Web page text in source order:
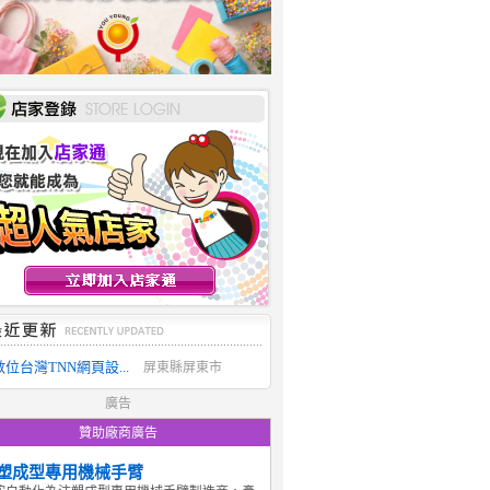
位台灣TNN網頁設... 屏東縣屏東市
廣告
贊助廠商廣告
成型專用機械手臂